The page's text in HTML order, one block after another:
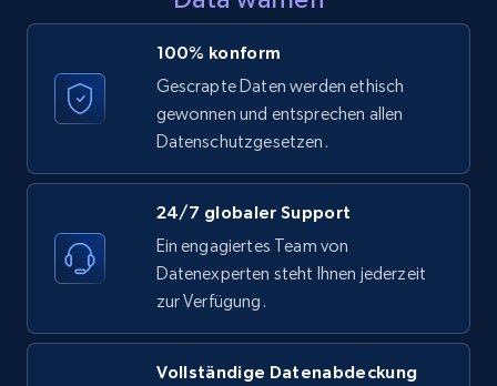
URL, ID, User id, Use url, Title, Headline, Post
text, Date posted, and more.
11.3K+ 1.5K+ Gratis testen
LinkedIn posts - Discover new posts
URL, ID, User id, Use url, Title, Headline, Post
text, Date posted, and more.
100% konform
Gescrapte Daten werden ethisch
gewonnen und entsprechen allen
Datenschutzgesetzen.
24/7 globaler Support
Ein engagiertes Team von
Datenexperten steht Ihnen jederzeit
zur Verfügung.
Vollständige Datenabdeckung